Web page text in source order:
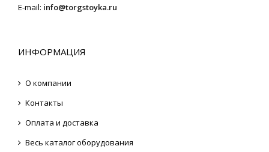
E-mail: info@torgstoyka.ru
ИНФОРМАЦИЯ
О компании
Контакты
Оплата и доставка
Весь каталог оборудования